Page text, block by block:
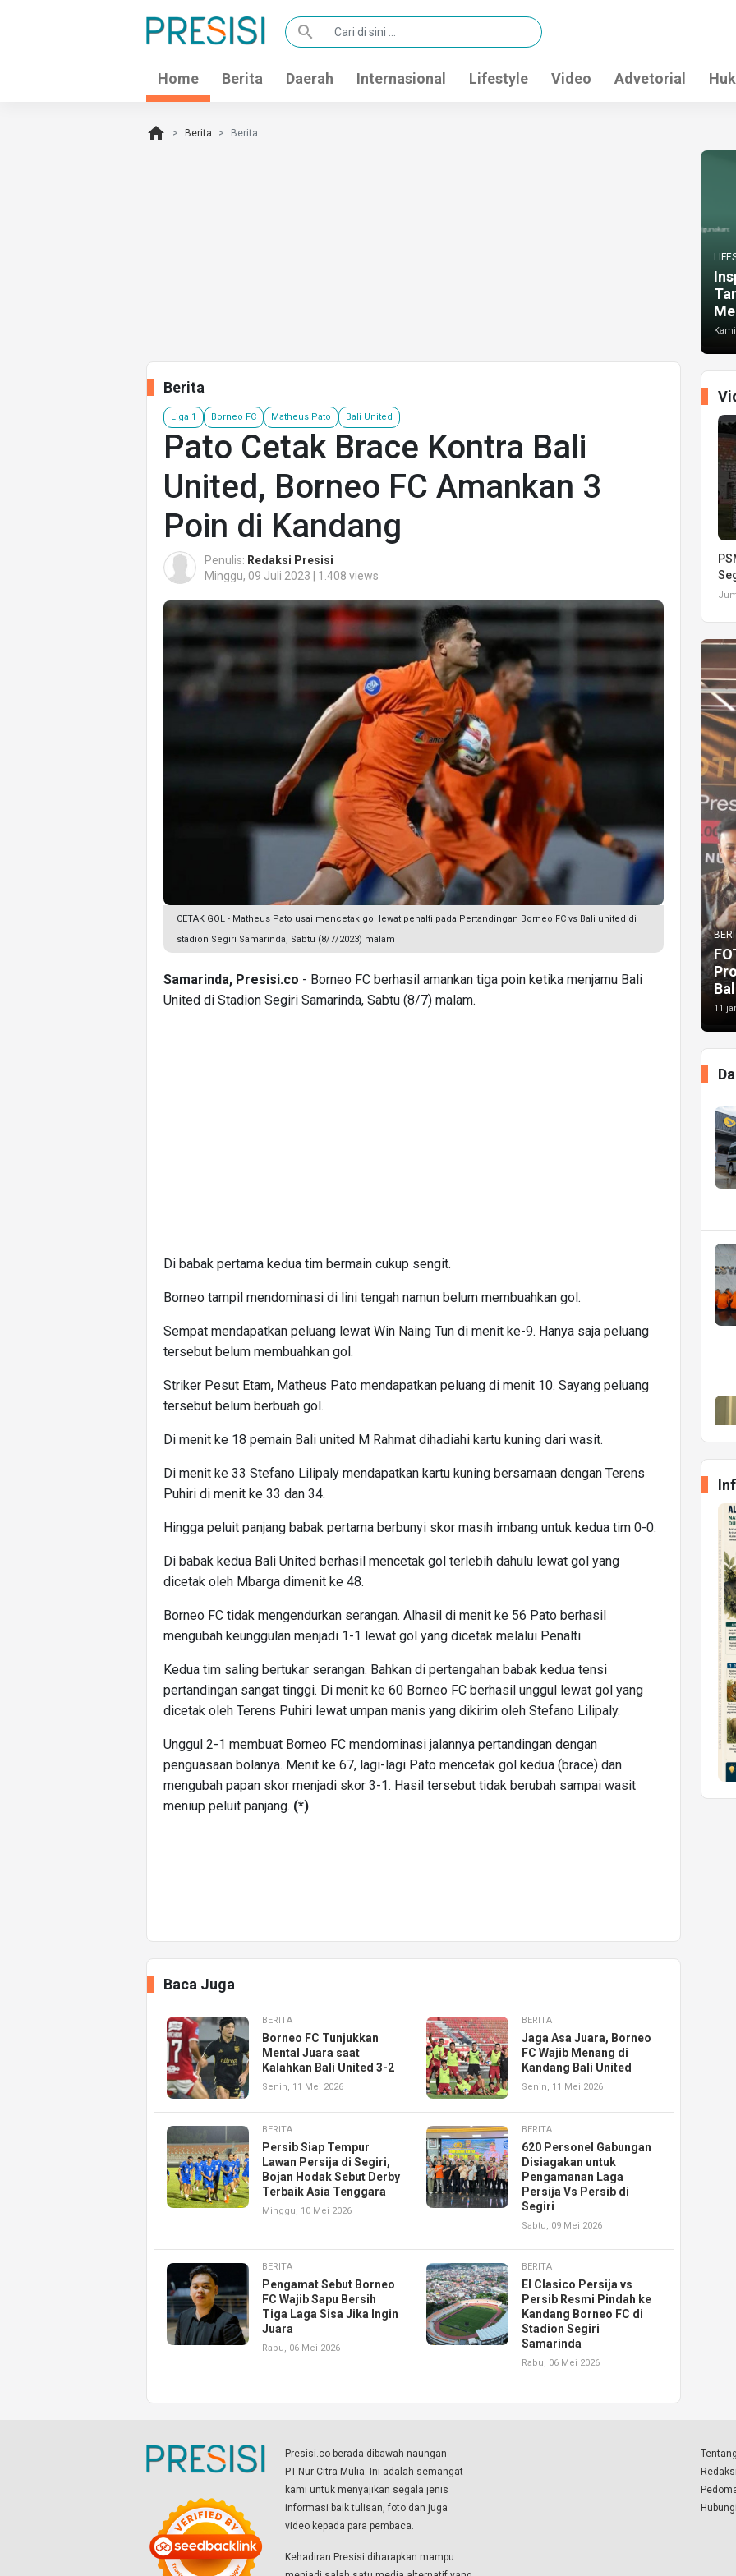
search
Home Berita Daerah Internasional Lifestyle Video Advetorial
home Berita Berita
Berita
Liga 1 Borneo FC Matheus Pato Bali United
Pato Cetak Brace Kontra Bali
United, Borneo FC Amankan 3
Poin di Kandang
Penulis: Redaksi Presisi
Minggu, 09 Juli 2023 | 1.408 views
CETAK GOL - Matheus Pato usai mencetak gol lewat penalti pada Pertandingan Borneo FC vs Bali united di
stadion Segiri Samarinda, Sabtu (8/7/2023) malam
Samarinda, Presisi.co - Borneo FC berhasil amankan tiga poin ketika menjamu Bali
United di Stadion Segiri Samarinda, Sabtu (8/7) malam.
Di babak pertama kedua tim bermain cukup sengit.
Borneo tampil mendominasi di lini tengah namun belum membuahkan gol.
Sempat mendapatkan peluang lewat Win Naing Tun di menit ke-9. Hanya saja peluang
tersebut belum membuahkan gol.
Striker Pesut Etam, Matheus Pato mendapatkan peluang di menit 10. Sayang peluang
tersebut belum berbuah gol.
Di menit ke 18 pemain Bali united M Rahmat dihadiahi kartu kuning dari wasit.
Di menit ke 33 Stefano Lilipaly mendapatkan kartu kuning bersamaan dengan Terens
Puhiri di menit ke 33 dan 34.
Hingga peluit panjang babak pertama berbunyi skor masih imbang untuk kedua tim 0-0.
Di babak kedua Bali United berhasil mencetak gol terlebih dahulu lewat gol yang
dicetak oleh Mbarga dimenit ke 48.
Borneo FC tidak mengendurkan serangan. Alhasil di menit ke 56 Pato berhasil
mengubah keunggulan menjadi 1-1 lewat gol yang dicetak melalui Penalti.
Kedua tim saling bertukar serangan. Bahkan di pertengahan babak kedua tensi
pertandingan sangat tinggi. Di menit ke 60 Borneo FC berhasil unggul lewat gol yang
dicetak oleh Terens Puhiri lewat umpan manis yang dikirim oleh Stefano Lilipaly.
Unggul 2-1 membuat Borneo FC mendominasi jalannya pertandingan dengan
penguasaan bolanya. Menit ke 67, lagi-lagi Pato mencetak gol kedua (brace) dan
mengubah papan skor menjadi skor 3-1. Hasil tersebut tidak berubah sampai wasit
meniup peluit panjang. (*)
Baca Juga
BERITA
Borneo FC Tunjukkan
Mental Juara saat
Kalahkan Bali United 3-2
Senin, 11 Mei 2026
BERITA
Jaga Asa Juara, Borneo
FC Wajib Menang di
Kandang Bali United
Senin, 11 Mei 2026
BERITA
Persib Siap Tempur
Lawan Persija di Segiri,
Bojan Hodak Sebut Derby
Terbaik Asia Tenggara
Minggu, 10 Mei 2026
BERITA
620 Personel Gabungan
Disiagakan untuk
Pengamanan Laga
Persija Vs Persib di
Segiri
Sabtu, 09 Mei 2026
BERITA
Pengamat Sebut Borneo
FC Wajib Sapu Bersih
Tiga Laga Sisa Jika Ingin
Juara
Rabu, 06 Mei 2026
BERITA
El Clasico Persija vs
Persib Resmi Pindah ke
Kandang Borneo FC di
Stadion Segiri
Samarinda
Rabu, 06 Mei 2026
11
Presisi.co berada dibawah naungan
PT.Nur Citra Mulia. Ini adalah semangat
kami untuk menyajikan segala jenis
informasi baik tulisan, foto dan juga
video kepada para pembaca.
Kehadiran Presisi diharapkan mampu
Redaksi